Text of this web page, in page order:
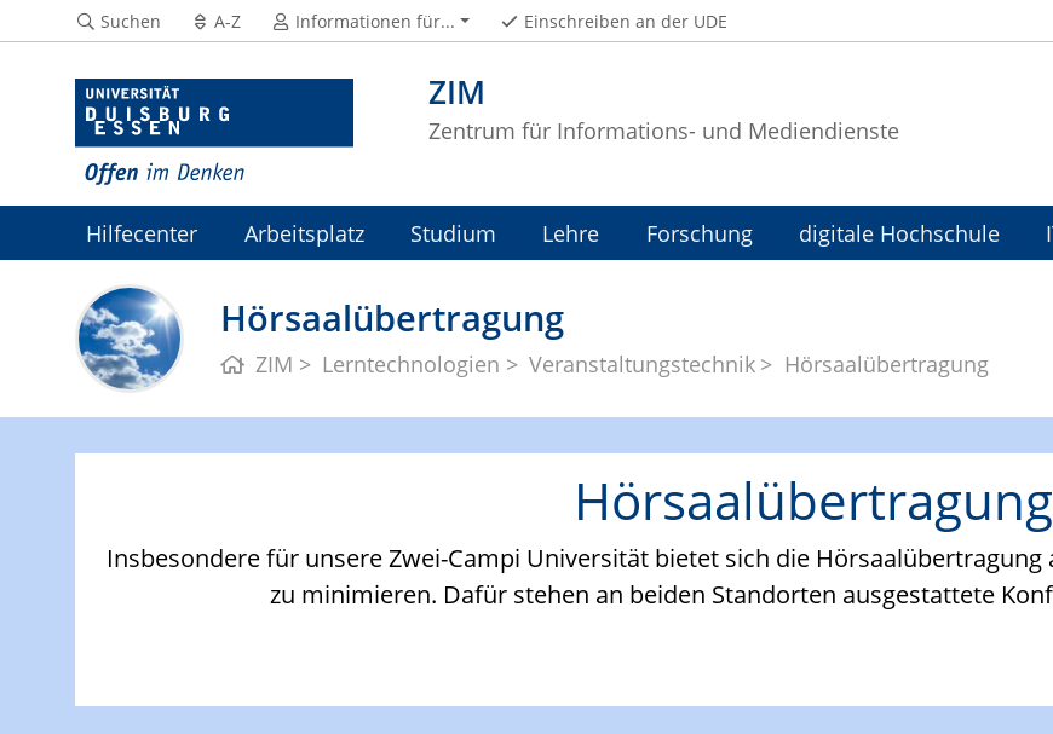
ZIM
Zentrum für Informations- und Mediendienste
Suchen A-Z Informationen für... Einschreiben an der UDE
Hilfecenter Arbeitsplatz Studium Lehre Forschung digitale Hochschule
ZIM-Intranet
Hörsaalübertragung
ZIM Lerntechnologien Veranstaltungstechnik Hörsaalübertragung
Hörsaalübertragung
Insbesondere für unsere Zwei-Campi Universität bietet sich die
zu minimieren. Dafür stehen an beiden Standorten ausgestattete